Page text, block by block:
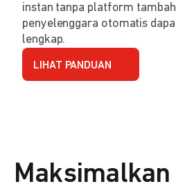
instan tanpa platform
penyelenggara otomatis
lengkap.
LIHAT PANDUAN